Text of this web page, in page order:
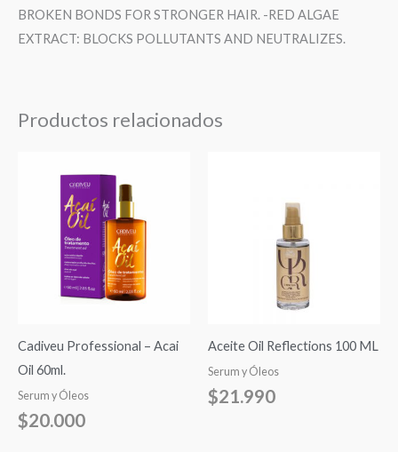
BROKEN BONDS FOR STRONGER HAIR. -RED ALGAE
EXTRACT: BLOCKS POLLUTANTS AND NEUTRALIZES.
Productos relacionados
Cadiveu Professional – Acai
Oil 60ml.
Serum y Óleos
$20.000
Aceite Oil Reflections 100 ML
Serum y Óleos
$21.990